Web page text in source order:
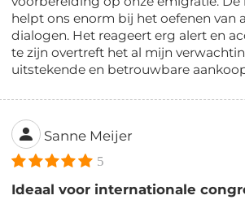
helpt ons enorm bij het oefenen van
dialogen. Het reageert erg alert en
te zijn overtreft het al mijn
uitstekende en betrouwbare
Sanne Meijer
5
Ideaal voor internationale